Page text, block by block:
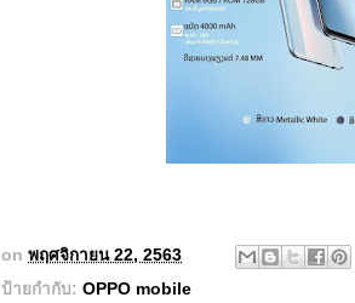
on พฤศจิกายน 22, 2563
ป้ายกำกับ: OPPO mobile